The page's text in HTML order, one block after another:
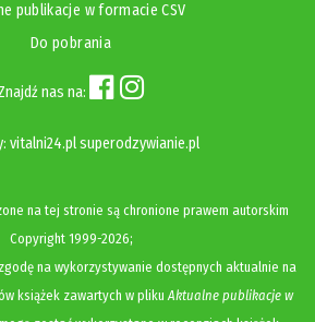
publikacje w formacie CSV
Do pobrania
nas na:
vitalni24.pl superodzywianie.pl
na tej stronie są chronione prawem autorskim
Copyright1999-2026;
na wykorzystywanie dostępnych aktualnie na
książek zawartych w plikuAktualne publikacje w